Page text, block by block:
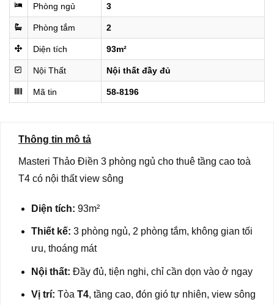
Phòng ngủ 3
Phòng tắm 2
Diện tích 93m²
Nội Thất Nội thất đầy đủ
Mã tin 58-8196
Thông tin mô tả
Masteri Thảo Điền 3 phòng ngủ cho thuê tầng cao toà
T4 có nội thất view sông
Diện tích: 93m²
Thiết kế: 3 phòng ngủ, 2 phòng tắm, không gian tối
ưu, thoáng mát
Nội thất: Đầy đủ, tiện nghi, chỉ cần dọn vào ở ngay
Vị trí: Tòa T4, tầng cao, đón gió tự nhiên, view sông